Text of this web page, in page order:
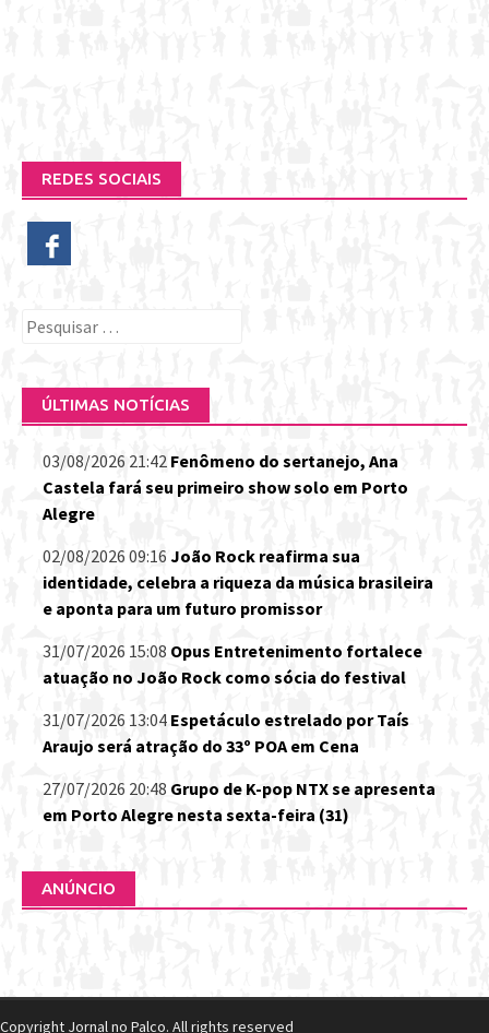
REDES SOCIAIS
Pesquisar
ÚLTIMAS NOTÍCIAS
03/08/2026 21:42 Fenômeno do sertanejo, Ana
Castela fará seu primeiro show solo em Porto
Alegre
02/08/2026 09:16 João Rock reafirma sua
identidade, celebra a riqueza da música brasileira
e aponta para um futuro promissor
31/07/2026 15:08 Opus Entretenimento fortalece
atuação no João Rock como sócia do festival
31/07/2026 13:04 Espetáculo estrelado por Taís
Araujo será atração do 33º POA em Cena
27/07/2026 20:48 Grupo de K-pop NTX se apresenta
em Porto Alegre nesta sexta-feira (31)
ANÚNCIO
Copyright Jornal no Palco. All rights reserved